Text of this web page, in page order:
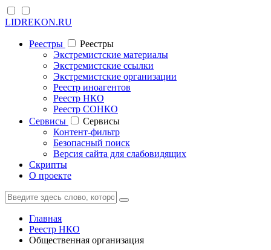
LIDREKON.RU
Реестры
Реестры
Экстремистские материалы
Экстремистские ссылки
Экстремистские организации
Реестр иноагентов
Реестр НКО
Реестр СОНКО
Cервисы
Cервисы
Контент-фильтр
Безопасный поиск
Версия сайта для слабовидящих
Скрипты
О проекте
Главная
Реестр НКО
Общественная организация